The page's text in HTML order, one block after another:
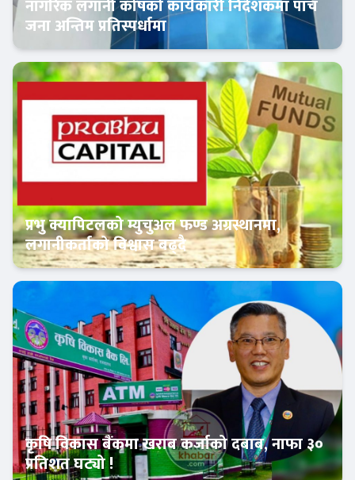
Banner News
नागरिक लगानी कोषको कार्यकारी निर्देशकमा पाँच
जना अन्तिम प्रतिस्पर्धामा
Banner News
प्रभु क्यापिटलको म्युचुअल फण्ड अग्रस्थानमा,
लगानीकर्ताको विश्वास बढ्दै
कृषि विकास बैंकमा खराब कर्जाको दबाब, नाफा ३०
प्रतिशत घट्यो !